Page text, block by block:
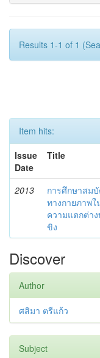
Results 1-1 of 1
Item hits:
Issue
Date
Title
2013
การศึกษาสม
ทางกายภาพ
ความแตกต่า
ขิง
Discover
Author
ศสิมา ตรีแก้ว
Subject